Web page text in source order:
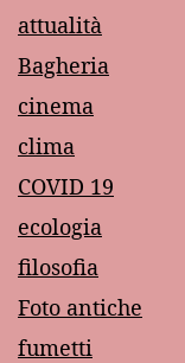
attualità
Bagheria
cinema
clima
COVID 19
ecologia
filosofia
Foto antiche
fumetti